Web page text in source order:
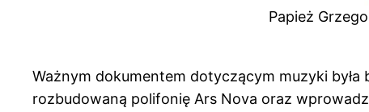
Papież
Ważnym dokumentem dotyczącym muzyki była
rozbudowaną polifonię Ars Nova oraz